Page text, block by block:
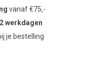
vanaf €75,-
2 werkdagen
je bestelling